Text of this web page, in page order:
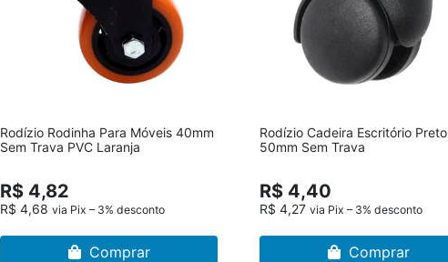
Rodízio Rodinha Para Móveis 40mm
Sem Trava PVC Laranja
R$ 4,82
R$ 4,68 via Pix – 3% desconto
Comprar
Rodízio Cadeira Escritório Preto
50mm Sem Trava
R$ 4,40
R$ 4,27 via Pix – 3% desconto
Comprar